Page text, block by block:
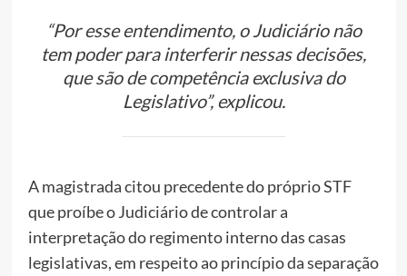
“Por esse entendimento, o Judiciário não
tem poder para interferir nessas decisões,
que são de competência exclusiva do
Legislativo”, explicou.
A magistrada citou precedente do próprio STF
que proíbe o Judiciário de controlar a
interpretação do regimento interno das casas
legislativas, em respeito ao princípio da separação